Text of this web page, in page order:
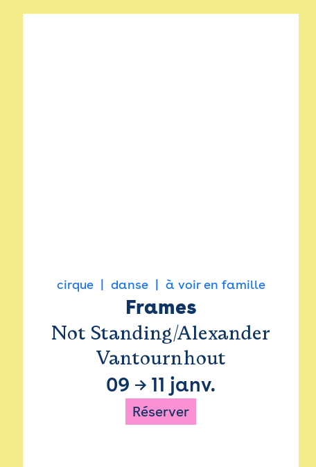
cirque danse à voir en famille
Frames
Not Standing/Alexander
Vantournhout
09 → 11 janv.
Réserver